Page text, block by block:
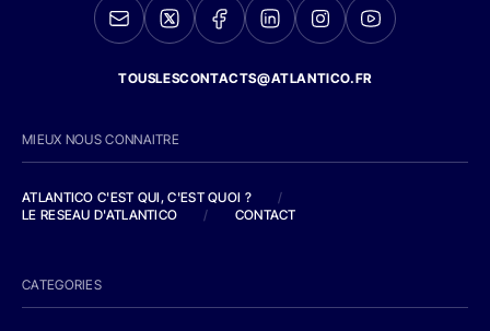
TOUSLESCONTACTS@ATLANTICO.FR
MIEUX NOUS CONNAITRE
ATLANTICO C'EST QUI, C'EST QUOI ?
/
LE RESEAU D'ATLANTICO
/ CONTACT
CATEGORIES